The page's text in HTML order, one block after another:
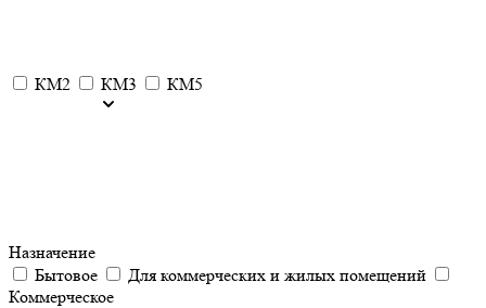
КМ2 КМ3 КМ5
Назначение
Бытовое
Для коммерческих и жилых помещений
Коммерческое